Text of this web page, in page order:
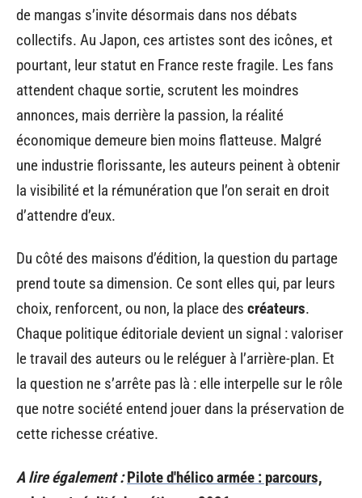
de mangas s’invite désormais dans nos débats
collectifs. Au Japon, ces artistes sont des icônes, et
pourtant, leur statut en France reste fragile. Les fans
attendent chaque sortie, scrutent les moindres
annonces, mais derrière la passion, la réalité
économique demeure bien moins flatteuse. Malgré
une industrie florissante, les auteurs peinent à obtenir
la visibilité et la rémunération que l’on serait en droit
d’attendre d’eux.
Du côté des maisons d’édition, la question du partage
prend toute sa dimension. Ce sont elles qui, par leurs
choix, renforcent, ou non, la place des créateurs.
Chaque politique éditoriale devient un signal : valoriser
le travail des auteurs ou le reléguer à l’arrière-plan. Et
la question ne s’arrête pas là : elle interpelle sur le rôle
que notre société entend jouer dans la préservation de
cette richesse créative.
A lire également : Pilote d'hélico armée : parcours,